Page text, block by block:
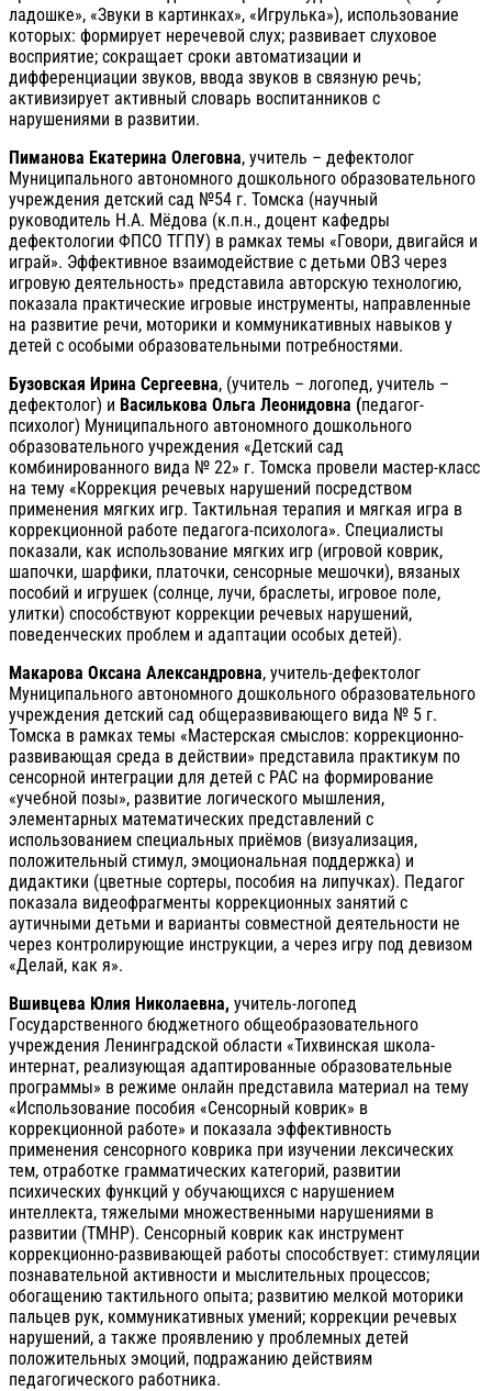
ладошке», «Звуки в картинках», «Игрулька»), использование
которых: формирует неречевой слух; развивает слуховое
восприятие; сокращает сроки автоматизации и
дифференциации звуков, ввода звуков в связную речь;
активизирует активный словарь воспитанников с
нарушениями в развитии.
Пиманова Екатерина Олеговна, учитель – дефектолог
Муниципального автономного дошкольного образовательного
учреждения детский сад №54 г. Томска (научный
руководитель Н.А. Мёдова (к.п.н., доцент кафедры
дефектологии ФПСО ТГПУ) в рамках темы «Говори, двигайся и
играй». Эффективное взаимодействие с детьми ОВЗ через
игровую деятельность» представила авторскую технологию,
показала практические игровые инструменты, направленные
на развитие речи, моторики и коммуникативных навыков у
детей с особыми образовательными потребностями.
Бузовская Ирина Сергеевна, (учитель – логопед, учитель –
дефектолог) и Василькова Ольга Леонидовна (педагог-
психолог) Муниципального автономного дошкольного
образовательного учреждения «Детский сад
комбинированного вида № 22» г. Томска провели мастер-класс
на тему «Коррекция речевых нарушений посредством
применения мягких игр. Тактильная терапия и мягкая игра в
коррекционной работе педагога-психолога». Специалисты
показали, как использование мягких игр (игровой коврик,
шапочки, шарфики, платочки, сенсорные мешочки), вязаных
пособий и игрушек (солнце, лучи, браслеты, игровое поле,
улитки) способствуют коррекции речевых нарушений,
поведенческих проблем и адаптации особых детей).
Макарова Оксана Александровна, учитель-дефектолог
Муниципального автономного дошкольного образовательного
учреждения детский сад общеразвивающего вида № 5 г.
Томска в рамках темы «Мастерская смыслов: коррекционно-
развивающая среда в действии» представила практикум по
сенсорной интеграции для детей с РАС на формирование
«учебной позы», развитие логического мышления,
элементарных математических представлений с
использованием специальных приёмов (визуализация,
положительный стимул, эмоциональная поддержка) и
дидактики (цветные сортеры, пособия на липучках). Педагог
показала видеофрагменты коррекционных занятий с
аутичными детьми и варианты совместной деятельности не
через контролирующие инструкции, а через игру под девизом
«Делай, как я».
Вшивцева Юлия Николаевна, учитель-логопед
Государственного бюджетного общеобразовательного
учреждения Ленинградской области «Тихвинская школа-
интернат, реализующая адаптированные образовательные
программы» в режиме онлайн представила материал на тему
«Использование пособия «Сенсорный коврик» в
коррекционной работе» и показала эффективность
применения сенсорного коврика при изучении лексических
тем, отработке грамматических категорий, развитии
психических функций у обучающихся с нарушением
интеллекта, тяжелыми множественными нарушениями в
развитии (ТМНР). Сенсорный коврик как инструмент
коррекционно-развивающей работы способствует: стимуляции
познавательной активности и мыслительных процессов;
обогащению тактильного опыта; развитию мелкой моторики
пальцев рук, коммуникативных умений; коррекции речевых
нарушений, а также проявлению у проблемных детей
положительных эмоций, подражанию действиям
педагогического работника.